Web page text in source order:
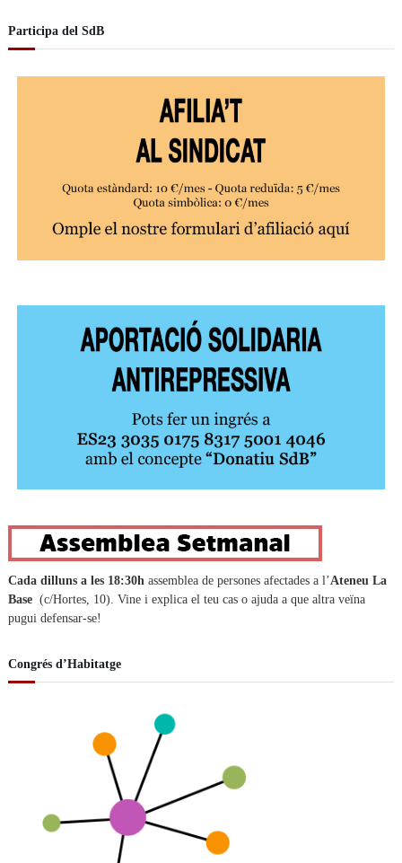
Participa del SdB
Cada dilluns a les 18:30hassemblea de persones afectades a l’Ateneu La
Base(c/Hortes, 10). Vine i explica el teu cas o ajuda a que altra veïna
pugui defensar-se!
Congrés d’Habitatge